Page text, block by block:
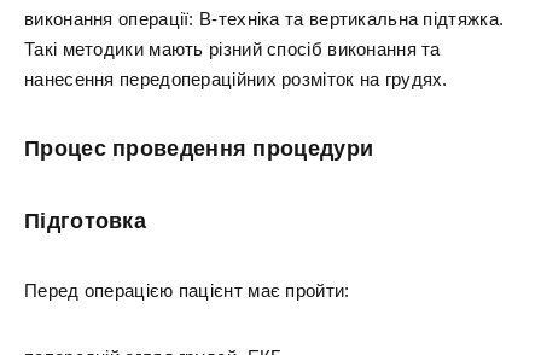
виконання операції: В-техніка та вертикальна підтяжка.
Такі методики мають різний спосіб виконання та
нанесення передопераційних розміток на грудях.
Процес проведення процедури
Підготовка
Перед операцією пацієнт має пройти: